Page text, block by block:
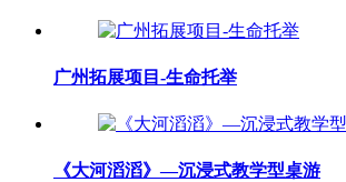
广州拓展项目-生命托举
《大河滔滔》—沉浸式教学型桌游